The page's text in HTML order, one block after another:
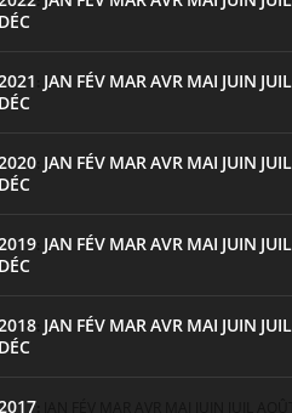
DÉC
JAN FÉV MAR AVR MAI JUIN JUIL
DÉC
: JAN FÉV MAR AVR MAI JUIN JUIL
DÉC
: JAN FÉV MAR AVR MAI JUIN JUIL
DÉC
: JAN FÉV MAR AVR MAI JUIN JUIL
DÉC
: